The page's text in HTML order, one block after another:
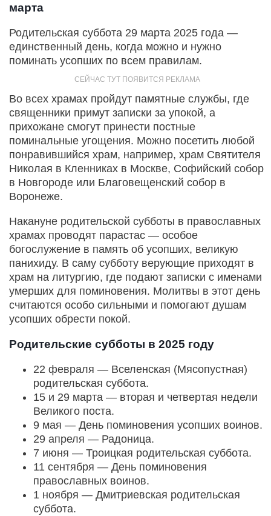
марта
Родительская суббота 29 марта 2025 года —
единственный день, когда можно и нужно
поминать усопших по всем правилам.
Во всех храмах пройдут памятные службы, где
священники примут записки за упокой, а
прихожане смогут принести постные
поминальные угощения. Можно посетить любой
понравившийся храм, например, храм Святителя
Николая в Кленниках в Москве, Софийский собор
в Новгороде или Благовещенский собор в
Воронеже.
Накануне родительской субботы в православных
храмах проводят парастас — особое
богослужение в память об усопших, великую
панихиду. В саму субботу верующие приходят в
храм на литургию, где подают записки с именами
умерших для поминовения. Молитвы в этот день
считаются особо сильными и помогают душам
усопших обрести покой.
Родительские субботы в 2025 году
22 февраля — Вселенская (Мясопустная)
родительская суббота.
15 и 29 марта — вторая и четвертая недели
Великого поста.
9 мая — День поминовения усопших воинов.
29 апреля — Радоница.
7 июня — Троицкая родительская суббота.
11 сентября — День поминовения
православных воинов.
1 ноября — Дмитриевская родительская
суббота.